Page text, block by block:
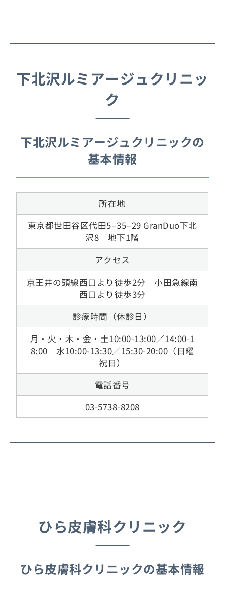
下北沢ルミアージュクリニッ
ク
下北沢ルミアージュクリニックの
基本情報
所在地
東京都世田谷区代田5−35−29 GranDuo下北
沢8 地下1階
アクセス
京王井の頭線西口より徒歩2分 小田急線南
西口より徒歩3分
診療時間（休診日）
月・火・木・金・土10:00-13:00／14:00-1
8:00 水10:00-13:30／15:30-20:00（日曜
祝日）
電話番号
03-5738-8208
ひら皮膚科クリニック
ひら皮膚科クリニックの基本情報